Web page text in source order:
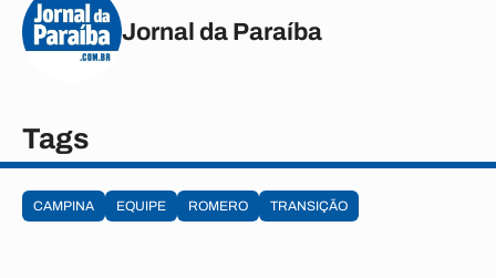
Jornal da Paraíba
Tags
CAMPINA EQUIPE ROMERO TRANSIÇÃO